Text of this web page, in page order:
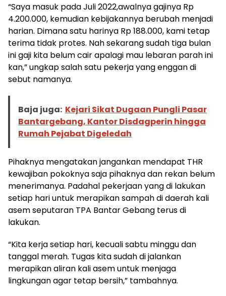
“Saya masuk pada Juli 2022,awalnya gajinya Rp
4.200.000, kemudian kebijakannya berubah menjadi
harian. Dimana satu harinya Rp 188.000, kami tetap
terima tidak protes. Nah sekarang sudah tiga bulan
ini gaji kita belum cair apalagi mau lebaran parah ini
kan,” ungkap salah satu pekerja yang enggan di
sebut namanya.
Baja juga: Kejari Sikat Dugaan Pungli Pasar
Bantargebang, Kantor Disdagperin hingga
Rumah Pejabat Digeledah
Pihaknya mengatakan jangankan mendapat THR
kewajiban pokoknya saja pihaknya dan rekan belum
menerimanya. Padahal pekerjaan yang di lakukan
setiap hari untuk merapikan sampah di daerah kali
asem seputaran TPA Bantar Gebang terus di
lakukan.
“Kita kerja setiap hari, kecuali sabtu minggu dan
tanggal merah. Tugas kita sudah di jalankan
merapikan aliran kali asem untuk menjaga
lingkungan agar tetap bersih,” tambahnya.